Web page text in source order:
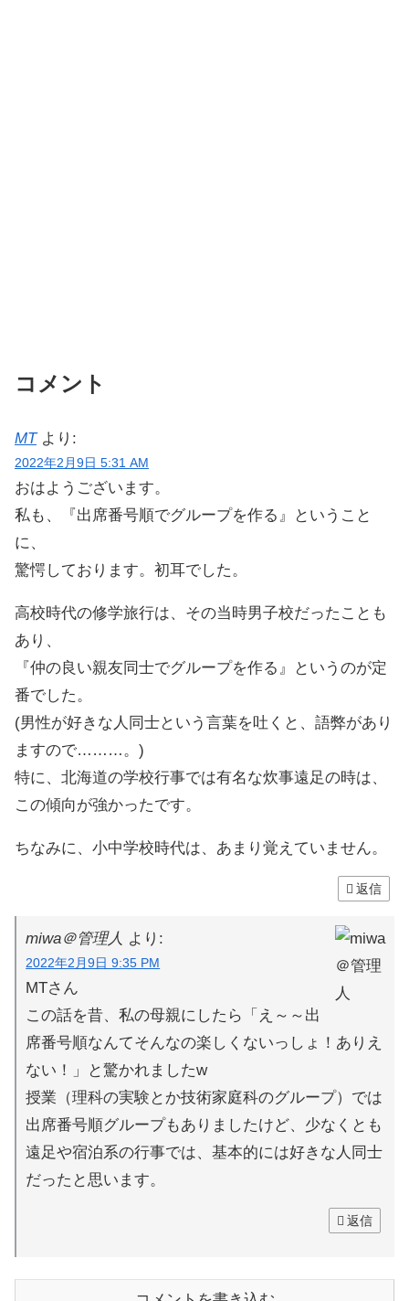
コメント
MT より:
2022年2月9日 5:31 AM
おはようございます。
私も、『出席番号順でグループを作る』ということ
に、
驚愕しております。初耳でした。
高校時代の修学旅行は、その当時男子校だったことも
あり、
『仲の良い親友同士でグループを作る』というのが定
番でした。
(男性が好きな人同士という言葉を吐くと、語弊があり
ますので………。)
特に、北海道の学校行事では有名な炊事遠足の時は、
この傾向が強かったです。
ちなみに、小中学校時代は、あまり覚えていません。
返信
miwa＠管理人 より:
2022年2月9日 9:35 PM
MTさん
この話を昔、私の母親にしたら「え～～出
席番号順なんてそんなの楽しくないっしょ！ありえ
ない！」と驚かれましたw
授業（理科の実験とか技術家庭科のグループ）では
出席番号順グループもありましたけど、少なくとも
遠足や宿泊系の行事では、基本的には好きな人同士
だったと思います。
返信